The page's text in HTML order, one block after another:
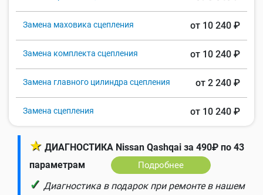
Замена маховика сцепления от 10 240 ₽
Замена комплекта сцепления от 10 240 ₽
Замена главного цилиндра сцепления от 2 240 ₽
Замена сцепления от 10 240 ₽
★ ДИАГНОСТИКА Nissan Qashqai за 490₽ по 43
параметрам
Подробнее
✓ Диагностика в подарок при ремонте в нашем